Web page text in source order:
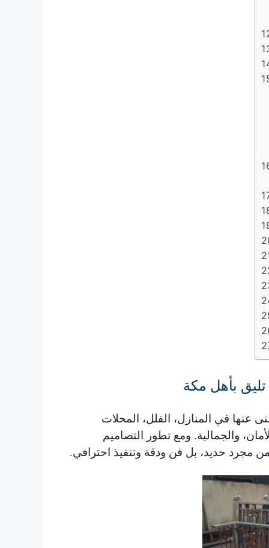
بأهل مكة
عنها في المنازل، الفلل، المحلات
والجمالية. ومع تطور التصاميم
مجرد حديد، بل فن ودقة وتنفيذ احترافي.